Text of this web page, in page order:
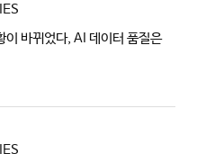
이 바뀌었다, AI 데이터 품질은